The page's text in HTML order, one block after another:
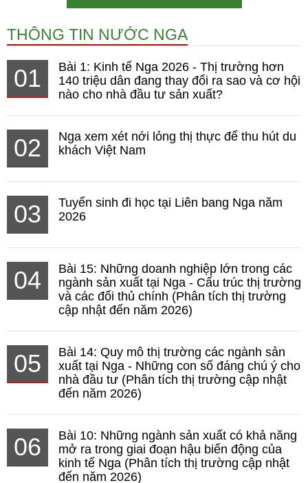
THÔNG TIN NƯỚC NGA
01
Bài 1: Kinh tế Nga 2026 - Thị trường hơn
140 triệu dân đang thay đổi ra sao và cơ hội
nào cho nhà đầu tư sản xuất?
02
Nga xem xét nới lỏng thị thực để thu hút du
khách Việt Nam
03
Tuyển sinh đi học tại Liên bang Nga năm
2026
04
Bài 15: Những doanh nghiệp lớn trong các
ngành sản xuất tại Nga - Cấu trúc thị trường
và các đối thủ chính (Phân tích thị trường
cập nhật đến năm 2026)
05
Bài 14: Quy mô thị trường các ngành sản
xuất tại Nga - Những con số đáng chú ý cho
nhà đầu tư (Phân tích thị trường cập nhật
đến năm 2026)
06
Bài 10: Những ngành sản xuất có khả năng
mở ra trong giai đoạn hậu biến động của
kinh tế Nga (Phân tích thị trường cập nhật
đến năm 2026)